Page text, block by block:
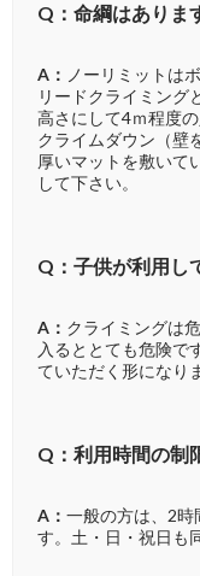
Q：命綱はありま
A： ノーリミットは
リードクライミング
高さにして4ｍ程度
クライムダウン（壁
厚いマットを敷いて
して下さい。
Q：子供が利用し
A： クライミングは
入るととても危険で
ていただく形になり
Q：利用時間の制
A： 一般の方は、2時
す。土・日・祝日も